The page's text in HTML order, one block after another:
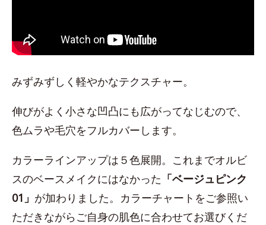
みずみずしく軽やかなテクスチャー。
伸びがよく小さな凹凸にも広がってなじむので、
色ムラや毛穴をフルカバーします。
カラーラインアップは５色展開。これまでオルビ
スのベースメイクにはなかった 「ベージュピンク
01」 が加わりました。カラーチャートをご参照い
ただきながらご自身の肌色に合わせてお選びくだ